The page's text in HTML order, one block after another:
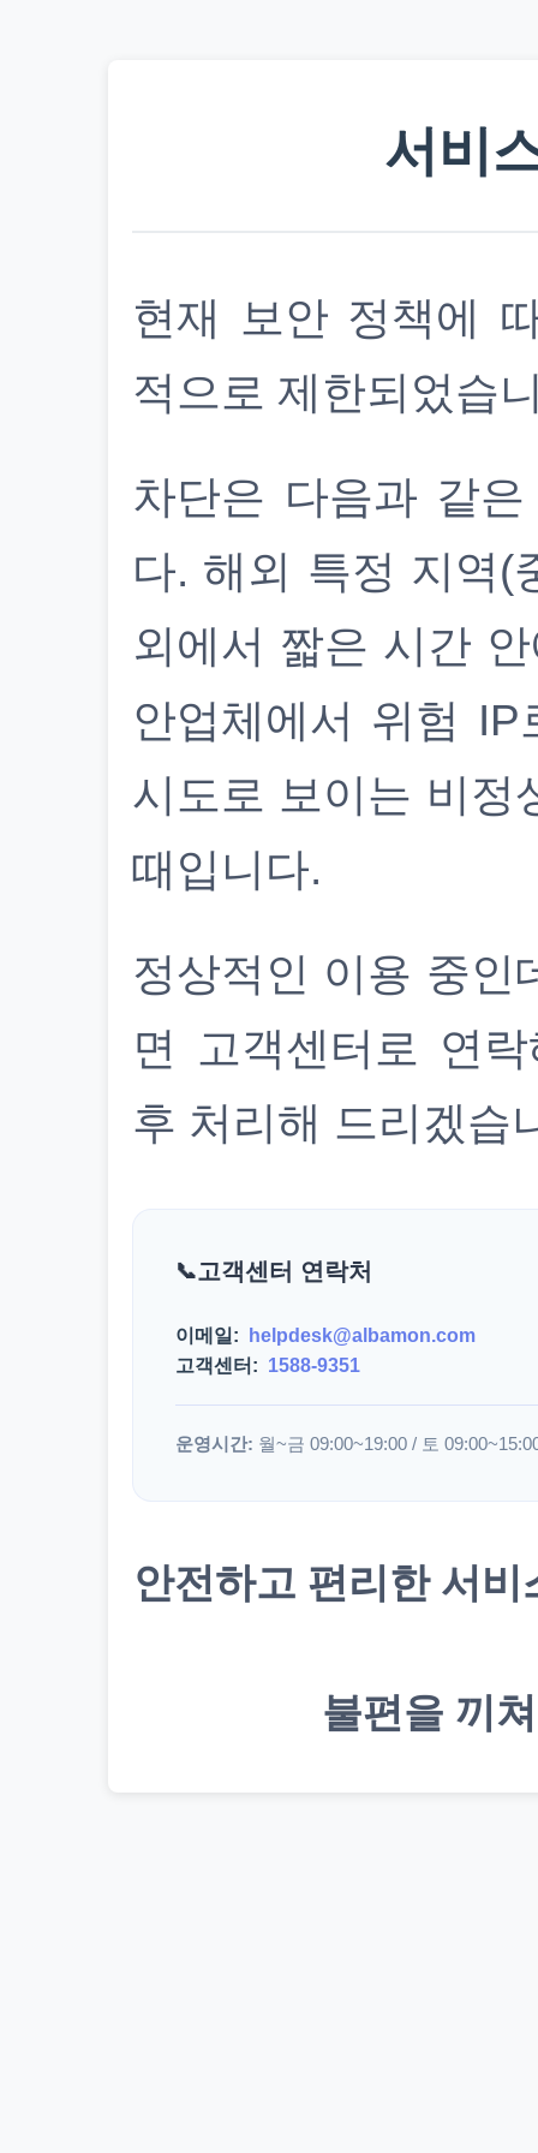
서비
현재 보안 정책에
적으로 제한되었습
차단은 다음과 같
다. 해외 특정 지역(
외에서 짧은 시간
안업체에서 위험
시도로 보이는 비정
때입니다.
정상적인 이용 중인
면 고객센터로 연
후 처리해 드리겠습
고객센터 연락처
이메일:
helpdesk@albamon.com
고객센터: 1588-9351
운영시간: 월~금 09:00~19:00 / 토
안전하고 편리한 서
불편을 끼